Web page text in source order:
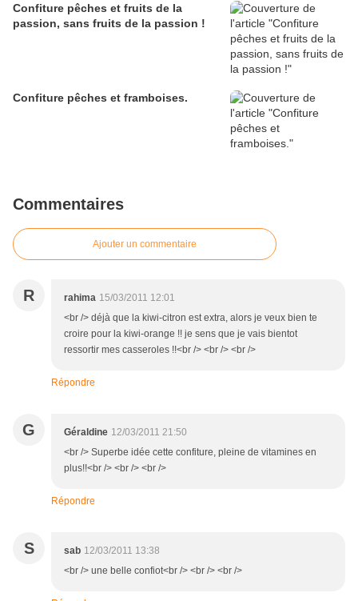
Confiture pêches et fruits de la
passion, sans fruits de la passion !
Confiture pêches et framboises.
Commentaires
Ajouter un commentaire
R rahima 15/03/2011 12:01
<br /> déjà que la kiwi-citron est extra, alors je veux bien te
croire pour la kiwi-orange !! je sens que je vais bientot
ressortir mes casseroles !!<br /> <br /> <br />
Répondre
G Géraldine 12/03/2011 21:50
<br /> Superbe idée cette confiture, pleine de vitamines en
plus!!<br /> <br /> <br />
Répondre
S sab 12/03/2011 13:38
<br /> une belle confiot<br /> <br /> <br />